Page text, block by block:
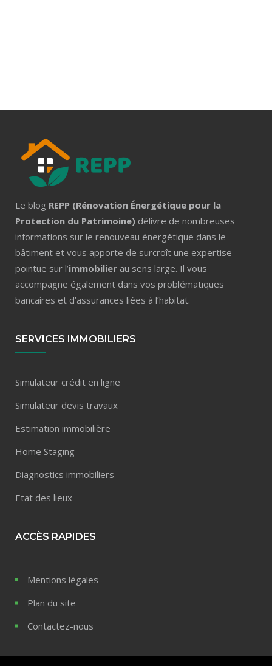
Le blog REPP (Rénovation Énergétique pour la
Protection du Patrimoine) délivre de nombreuses
informations sur le renouveau énergétique dans le
bâtiment et vous apporte de surcroît une expertise
pointue sur l’immobilier au sens large. Il vous
accompagne également dans vos problématiques
bancaires et d’assurances liées à l’habitat.
SERVICES IMMOBILIERS
Simulateur crédit en ligne
Simulateur devis travaux
Estimation immobilière
Home Staging
Diagnostics immobiliers
Etat des lieux
ACCÈS RAPIDES
Mentions légales
Plan du site
Contactez-nous